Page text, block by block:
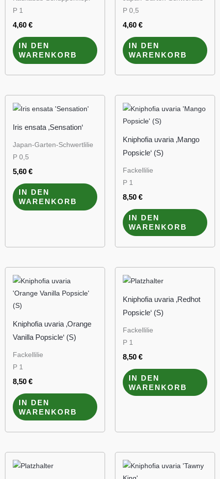
P 1
4,60 €
IN DEN
WARENKORB
P 0,5
4,60 €
IN DEN
WARENKORB
Iris ensata ‚Sensation‘
Japan-Garten-Schwertlilie
P 0,5
5,60 €
IN DEN
WARENKORB
Kniphofia uvaria ‚Mango
Popsicle‘ (S)
Fackellilie
P 1
8,50 €
IN DEN
WARENKORB
Kniphofia uvaria ‚Orange
Vanilla Popsicle‘ (S)
Fackellilie
P 1
8,50 €
IN DEN
WARENKORB
Kniphofia uvaria ‚Redhot
Popsicle‘ (S)
Fackellilie
P 1
8,50 €
IN DEN
WARENKORB